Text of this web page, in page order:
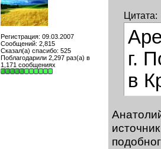
Регистрация: 09.03.2007
Сообщений: 2,815
Сказал(а) спасибо: 525
Поблагодарили 2,297 раз(а) в
1,171 сообщениях
Цитата:
г.
в